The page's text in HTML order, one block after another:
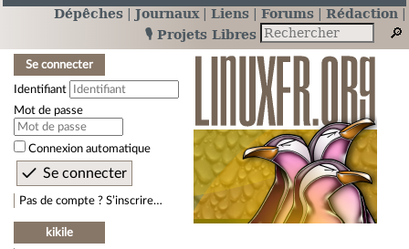
Dépêches Journaux Liens Forums
Rédaction
🎙️ Projets Libres
Se connecter
Identifiant
Mot de passe
Connexion automatique
Pas de compte ? S’inscrire…
kikile